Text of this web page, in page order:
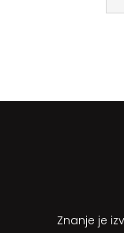
Znanje je